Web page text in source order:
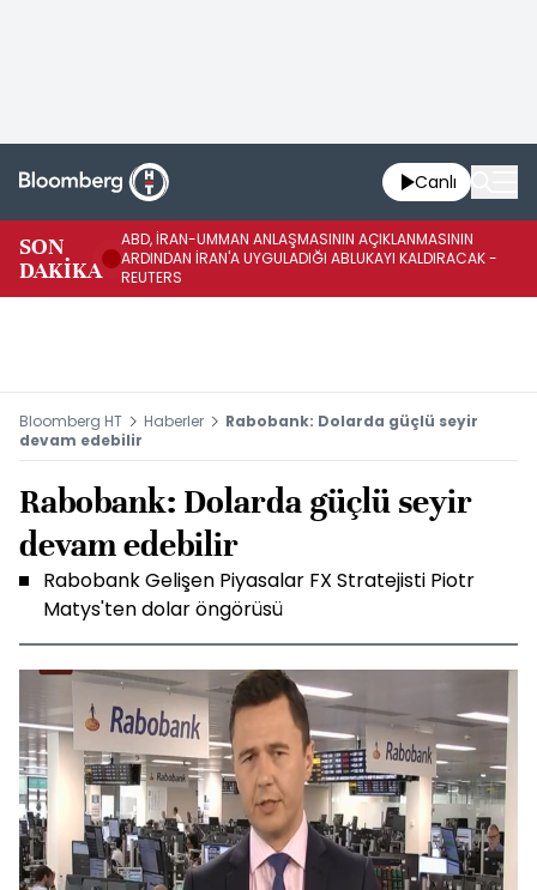
Canlı
SON
DAKİKA
ABD, İRAN-UMMAN ANLAŞMASININ AÇIKLANMASININ
ARDINDAN İRAN'A UYGULADIĞI ABLUKAYI KALDIRACAK -
REUTERS
Bloomberg HT Haberler
Rabobank: Dolarda güçlü seyir
devam edebilir
Rabobank: Dolarda güçlü seyir
devam edebilir
Rabobank Gelişen Piyasalar FX Stratejisti Piotr
Matys'ten dolar öngörüsü